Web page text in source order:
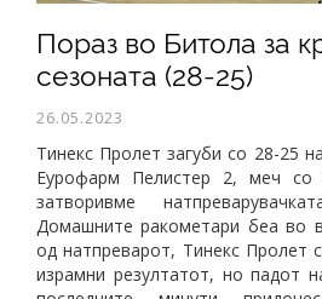
Пораз во Битола за
сезоната (28-25)
26.05.2023
Тинекс Пролет загуби со 28-25
Еурофарм Пелистер 2, меч со
затворивме
Домашните ракометари беа во
од натпреварот, Тинекс Пролет
израмни резултатот, но падот